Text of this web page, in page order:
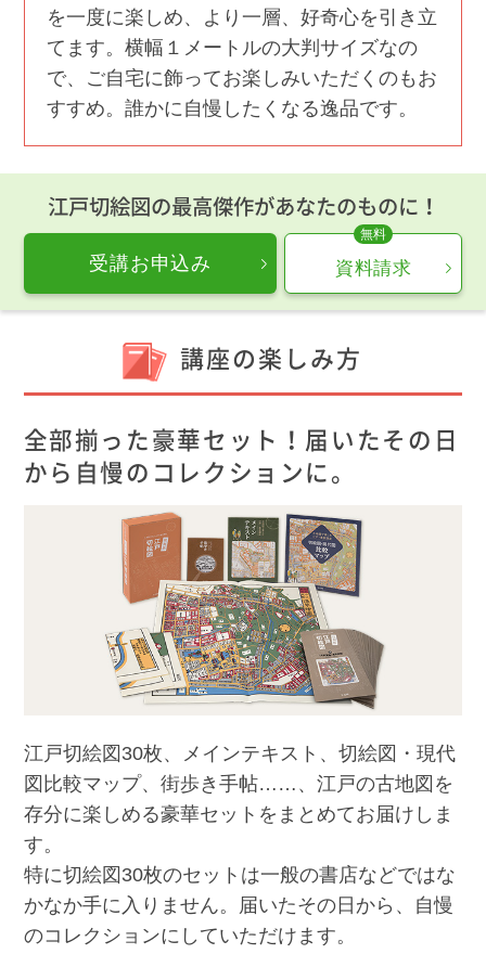
を一度に楽しめ、より一層、好奇心を引き立
てます。横幅１メートルの大判サイズなの
で、ご自宅に飾ってお楽しみいただくのもお
すすめ。誰かに自慢したくなる逸品です。
江戸切絵図の最高傑作があなたのものに！
受講お申込み 資料請求
講座の楽しみ方
全部揃った豪華セット！届いたその日
から自慢のコレクションに。
江戸切絵図30枚、メインテキスト、切絵図・現代
図比較マップ、街歩き手帖……、江戸の古地図を
存分に楽しめる豪華セットをまとめてお届けしま
す。
特に切絵図30枚のセットは一般の書店などではな
かなか手に入りません。届いたその日から、自慢
のコレクションにしていただけます。